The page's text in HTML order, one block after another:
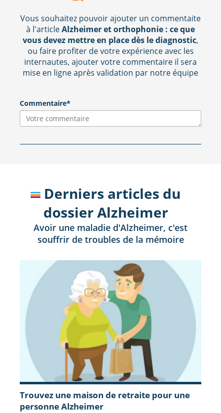
Vous souhaitez pouvoir ajouter un commentaite
à l'articleAlzheimer et orthophonie : ce que
vous devez mettre en place dès le diagnostic,
ou faire profiter de votre expérience avec les
internautes, ajouter votre commentaire il sera
mise en ligne après validation par notre équipe
Commentaire*
Derniers articles du
dossier Alzheimer
Avoir une maladie d'Alzheimer, c'est
souffrir de troubles de la mémoire
Trouvez une maison de retraite pour une
personne Alzheimer